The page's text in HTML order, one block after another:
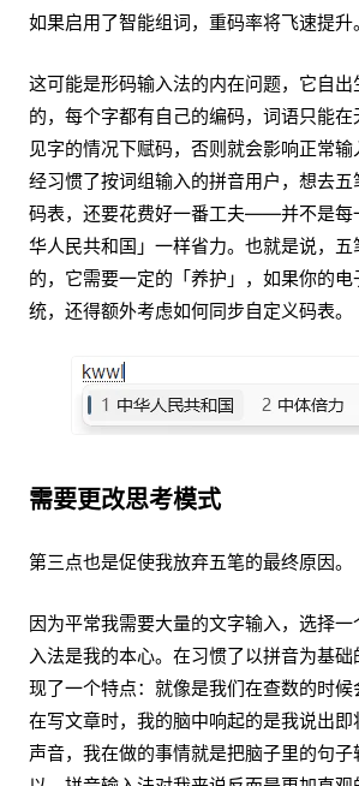
如果启用了智能组词，重码率将飞速提升。
这可能是形码输入法的内在问题，它自
的，每个字都有自己的编码，词语只能
见字的情况下赋码，否则就会影响正常
经习惯了按词组输入的拼音用户，想去
码表，还要花费好一番工夫——并不是每
华人民共和国」一样省力。也就是说，
的，它需要一定的「养护」，如果你的电
统，还得额外考虑如何同步自定义码表。
需要更改思考模式
第三点也是促使我放弃五笔的最终原因。
因为平常我需要大量的文字输入，选择一
入法是我的本心。在习惯了以拼音为基
现了一个特点：就像是我们在查数的时候
在写文章时，我的脑中响起的是我说出
声音，我在做的事情就是把脑子里的句